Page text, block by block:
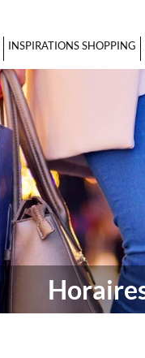
INSPIRATIONS SHOPPING